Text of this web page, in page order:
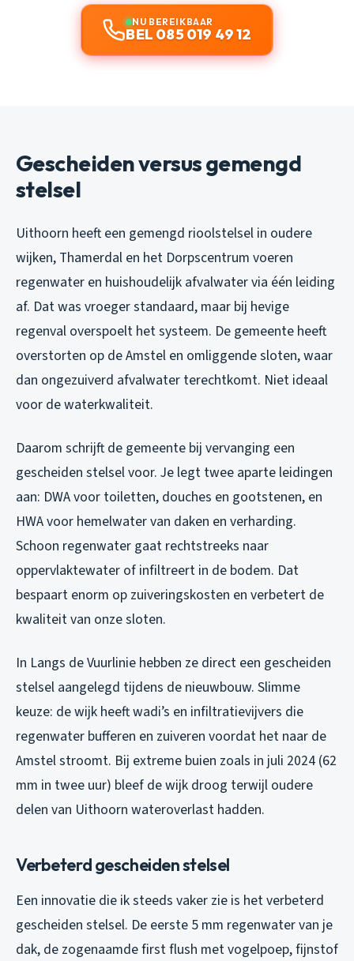
NU BEREIKBAAR
BEL 085 019 49 12
Gescheiden versus gemengd
stelsel
Uithoorn heeft een gemengd rioolstelsel in oudere
wijken, Thamerdal en het Dorpscentrum voeren
regenwater en huishoudelijk afvalwater via één leiding
af. Dat was vroeger standaard, maar bij hevige
regenval overspoelt het systeem. De gemeente heeft
overstorten op de Amstel en omliggende sloten, waar
dan ongezuiverd afvalwater terechtkomt. Niet ideaal
voor de waterkwaliteit.
Daarom schrijft de gemeente bij vervanging een
gescheiden stelsel voor. Je legt twee aparte leidingen
aan: DWA voor toiletten, douches en gootstenen, en
HWA voor hemelwater van daken en verharding.
Schoon regenwater gaat rechtstreeks naar
oppervlaktewater of infiltreert in de bodem. Dat
bespaart enorm op zuiveringskosten en verbetert de
kwaliteit van onze sloten.
In Langs de Vuurlinie hebben ze direct een gescheiden
stelsel aangelegd tijdens de nieuwbouw. Slimme
keuze: de wijk heeft wadi’s en infiltratievijvers die
regenwater bufferen en zuiveren voordat het naar de
Amstel stroomt. Bij extreme buien zoals in juli 2024 (62
mm in twee uur) bleef de wijk droog terwijl oudere
delen van Uithoorn wateroverlast hadden.
Verbeterd gescheiden stelsel
Een innovatie die ik steeds vaker zie is het verbeterd
gescheiden stelsel. De eerste 5 mm regenwater van je
dak, de zogenaamde first flush met vogelpoep, fijnstof